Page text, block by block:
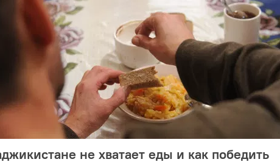
не хватает еды и как победить